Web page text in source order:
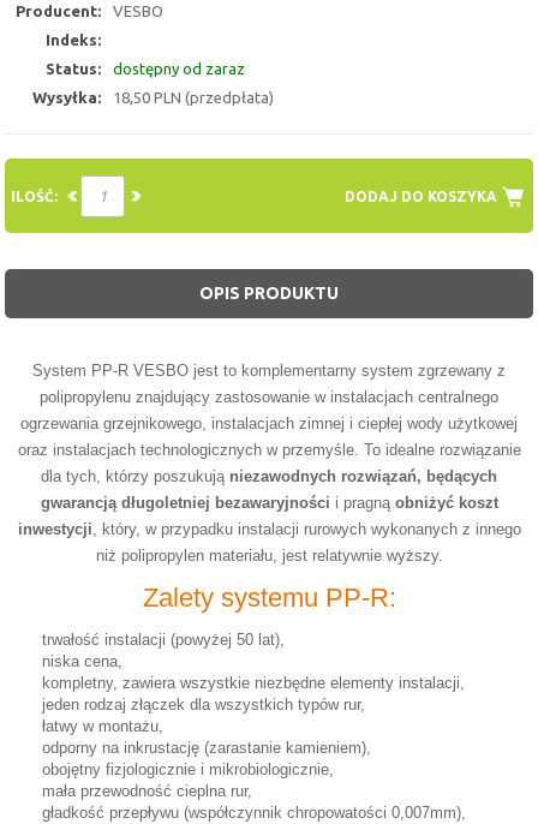
Producent:
VESBO
Indeks:
Status:
dostępny od zaraz
Wysyłka:
18,50 PLN (przedpłata)
DODAJ DO KOSZYKA
ILOŚĆ:
OPIS PRODUKTU
System PP-R VESBO jest to komplementarny system zgrzewany z
polipropylenu znajdujący zastosowanie w instalacjach centralnego
ogrzewania grzejnikowego, instalacjach zimnej i ciepłej wody użytkowej
oraz instalacjach technologicznych w przemyśle. To idealne rozwiązanie
dla tych, którzy poszukują niezawodnych rozwiązań, będących
gwarancją długoletniej bezawaryjności i pragną obniżyć koszt
inwestycji, który, w przypadku instalacji rurowych wykonanych z innego
niż polipropylen materiału, jest relatywnie wyższy.
Zalety systemu PP-R:
trwałość instalacji (powyżej 50 lat),
niska cena,
kompletny, zawiera wszystkie niezbędne elementy instalacji,
jeden rodzaj złączek dla wszystkich typów rur,
łatwy w montażu,
odporny na inkrustację (zarastanie kamieniem),
obojętny fizjologicznie i mikrobiologicznie,
mała przewodność cieplna rur,
gładkość przepływu (współczynnik chropowatości 0,007mm),